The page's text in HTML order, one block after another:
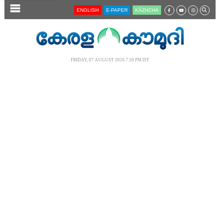
SECTIONS ENGLISH E-PAPER KĀZHCHA
FRIDAY, 07 AUGUST 2026 7.50 PM IST